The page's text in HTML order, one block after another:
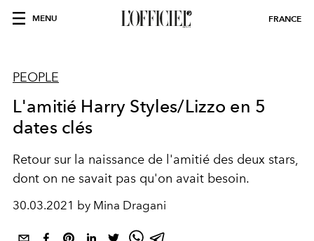
MENU FRANCE
PEOPLE
L'amitié Harry Styles/Lizzo en 5
dates clés
Retour sur la naissance de l'amitié des deux stars,
dont on ne savait pas qu'on avait besoin.
30.03.2021 by Mina Dragani